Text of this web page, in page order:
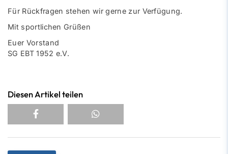
Für Rückfragen stehen wir gerne zur Verfügung.
Mit sportlichen Grüßen
Euer Vorstand
SG EBT 1952 e.V.
Diesen Artikel teilen